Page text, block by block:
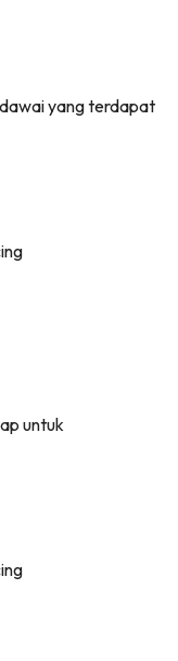
yang terdapat
untuk